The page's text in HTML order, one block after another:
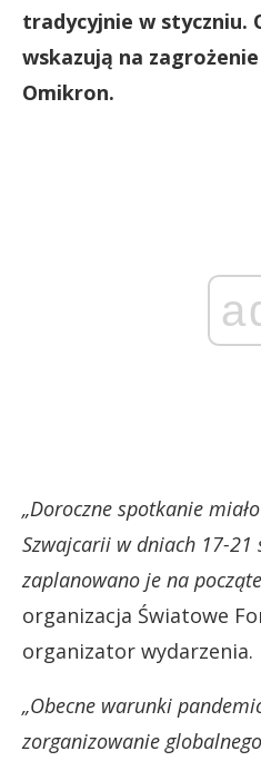
tradycyjnie w styczniu.
wskazują na
Omikron.
„Doroczne spotkanie
Szwajcarii w dniach 17-21
zaplanowano je na
organizacja Światowe
organizator wydarzenia.
„Obecne warunki
zorganizowanie